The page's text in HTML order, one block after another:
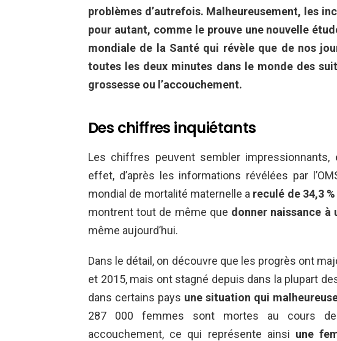
problèmes d’autrefois. Malheureusement, les
pour autant, comme le prouve une nouvelle
mondiale de la Santé qui révèle que de nos
toutes les deux minutes dans le monde des
grossesse ou l’accouchement.
Des chiffres inquiétants
Les chiffres peuvent sembler
effet, d’après les informations révélées par
mondial de mortalité maternelle a reculé de 34,3
montrent tout de même que donner naissance à
même aujourd’hui.
Dans le détail, on découvre que les progrès ont
et 2015, mais ont stagné depuis dans la plupart
dans certains pays une situation qui
287 000 femmes sont mortes au cours
accouchement, ce qui représente ainsi une